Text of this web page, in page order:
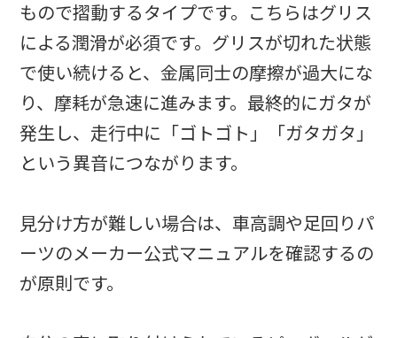
もので摺動するタイプです。こちらはグリス
による潤滑が必須です。グリスが切れた状態
で使い続けると、金属同士の摩擦が過大にな
り、摩耗が急速に進みます。最終的にガタが
発生し、走行中に「ゴトゴト」「ガタガタ」
という異音につながります。
見分け方が難しい場合は、車高調や足回りパ
ーツのメーカー公式マニュアルを確認するの
が原則です。